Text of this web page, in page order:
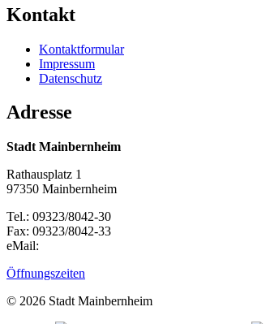
Kontakt
Kontaktformular
Impressum
Datenschutz
Adresse
Stadt Mainbernheim
Rathausplatz 1
97350 Mainbernheim
Tel.: 09323/8042-30
Fax: 09323/8042-33
eMail:
Öffnungszeiten
© 2026 Stadt Mainbernheim